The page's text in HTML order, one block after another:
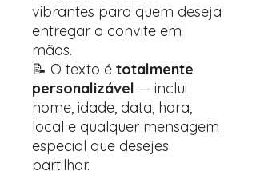
vibrantes para quem deseja
entregar o convite em
mãos.
📝 O texto é totalmente
personalizável — inclui
nome, idade, data, hora,
local e qualquer mensagem
especial que desejes
partilhar.